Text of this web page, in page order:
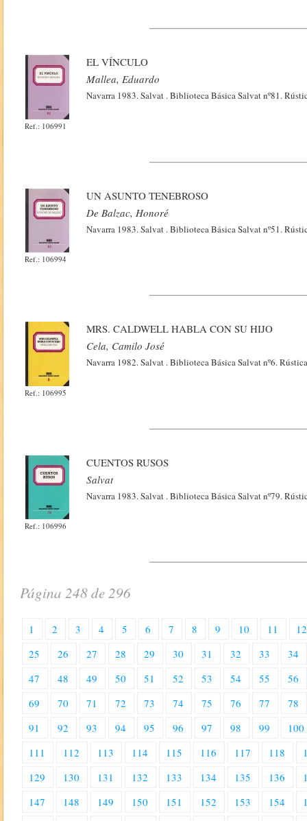
Ref.: 106991
EL VÍNCULO
Mallea, Eduardo
Navarra 1983. Salvat . Biblioteca Básica Salvat nº81.
Ref.: 106994
UN ASUNTO TENEBROSO
De Balzac, Honoré
Navarra 1983. Salvat . Biblioteca Básica Salvat nº51.
Ref.: 106995
MRS. CALDWELL HABLA CON SU HIJO
Cela, Camilo José
Navarra 1982. Salvat . Biblioteca Básica Salvat nº6.
Ref.: 106996
CUENTOS RUSOS
Salvat
Navarra 1983. Salvat . Biblioteca Básica Salvat nº79.
Página 248 de 296
1 2 3 4 5 6 7 8 9 10 11
12
25
26 27 28 29 30 31 32 33
34
47
48 49 50 51 52 53 54 55
56
69
70 71 72 73 74 75 76 77
78
91
92 93 94 95 96 97 98 99
100
111
112 113 114 115 116 117 118
129
130 131 132 133 134 135 136
147
148 149 150 151 152 153 154